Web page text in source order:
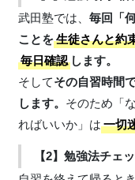
武田塾では、 毎回「
ことを生徒さんと約
毎日確認します。
そしてその自習時間
します。 そのため「
ればいいか」は 一切
【2】勉強法チェ